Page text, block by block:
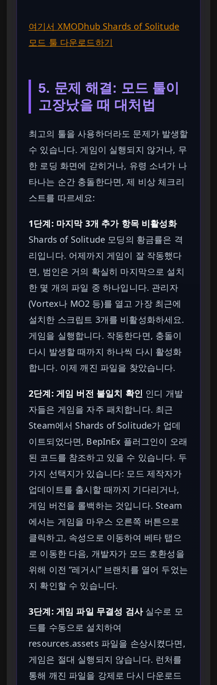
여기서 XMODhub Shards of Solitude
모드 툴 다운로드하기
5. 문제 해결: 모드 툴이
고장났을 때 대처법
최고의 툴을 사용하더라도 문제가 발생할
수 있습니다. 게임이 실행되지 않거나, 무
한 로딩 화면에 갇히거나, 유령 소녀가 나
타나는 순간 충돌한다면, 제 비상 체크리
스트를 따르세요:
1단계: 마지막 3개 추가 항목 비활성화
Shards of Solitude 모딩의 황금률은 격
리입니다. 어제까지 게임이 잘 작동했다
면, 범인은 거의 확실히 마지막으로 설치
한 몇 개의 파일 중 하나입니다. 관리자
(Vortex나 MO2 등)를 열고 가장 최근에
설치한 스크립트 3개를 비활성화하세요.
게임을 실행합니다. 작동한다면, 충돌이
다시 발생할 때까지 하나씩 다시 활성화
합니다. 이제 깨진 파일을 찾았습니다.
2단계: 게임 버전 불일치 확인 인디 개발
자들은 게임을 자주 패치합니다. 최근
Steam에서 Shards of Solitude가 업데
이트되었다면, BepInEx 플러그인이 오래
된 코드를 참조하고 있을 수 있습니다. 두
가지 선택지가 있습니다: 모드 제작자가
업데이트를 출시할 때까지 기다리거나,
게임 버전을 롤백하는 것입니다. Steam
에서는 게임을 마우스 오른쪽 버튼으로
클릭하고, 속성으로 이동하여 베타 탭으
로 이동한 다음, 개발자가 모드 호환성을
위해 이전 “레거시” 브랜치를 열어 두었는
지 확인할 수 있습니다.
3단계: 게임 파일 무결성 검사실수로 모
드를 수동으로 설치하여
resources.assets 파일을 손상시켰다면,
게임은 절대 실행되지 않습니다. 런처를
통해 깨진 파일을 강제로 다시 다운로드